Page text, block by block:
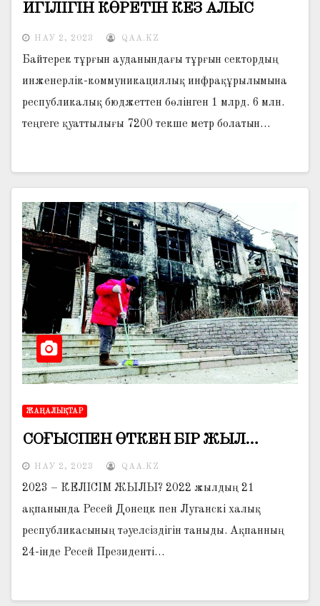
ИГІЛІГІН КӨРЕТІН КЕЗ АЛЫС
ЕМЕС…
НАУ 2, 2023 QAA.KZ
Байтерек тұрғын ауданындағы тұрғын сектордың
инженерлік-коммуникациялық инфрақұрылымына
республикалық бюджеттен бөлінген 1 млрд. 6 млн.
теңгеге қуаттылығы 7200 текше метр болатын…
ЖАҢАЛЫҚТАР
СОҒЫСПЕН ӨТКЕН БІР ЖЫЛ…
НАУ 2, 2023 QAA.KZ
2023 – КЕЛІСІМ ЖЫЛЫ? 2022 жылдың 21
ақпанында Ресей Донецк пен Луганскі халық
республикасының тәуелсіздігін таныды. Ақпанның
24-інде Ресей Президенті…